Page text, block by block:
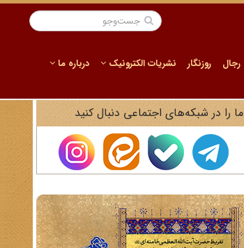
رجال روزنگار نشریات الکترونیک درباره ما
ما را در شبکه‌های اجتماعی دنبال کنید